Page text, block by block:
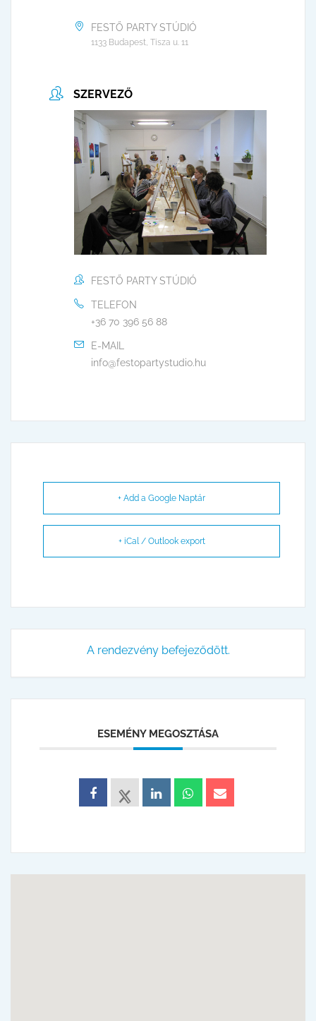
FESTŐ PARTY STÚDIÓ
1133 Budapest, Tisza u. 11
SZERVEZŐ
FESTŐ PARTY STÚDIÓ
TELEFON
+36 70 396 56 88
E-MAIL
info@festopartystudio.hu
+ Add a Google Naptár
+ iCal / Outlook export
A rendezvény befejeződött.
ESEMÉNY MEGOSZTÁSA